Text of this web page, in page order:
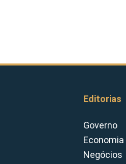
Editorias
Governo
Economia
Negócios